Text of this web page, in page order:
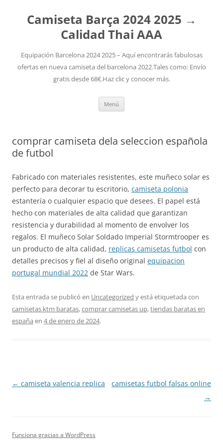
Camiseta Barça 2024 2025 →
Calidad Thai AAA
Equipación Barcelona 2024 2025 – Aquí encontrarás fabulosas
ofertas en nueva camiseta del barcelona 2022.Tales como: Envío
gratis desde 68€.Haz clic y conocer más.
Menú
comprar camiseta dela seleccion española
de futbol
Fabricado con materiales resistentes, este muñeco solar es
perfecto para decorar tu escritorio, camiseta polonia
estantería o cualquier espacio que desees. El papel está
hecho con materiales de alta calidad que garantizan
resistencia y durabilidad al momento de envolver los
regalos. El muñeco Solar Soldado Imperial Stormtrooper es
un producto de alta calidad, replicas camisetas futbol con
detalles precisos y fiel al diseño original equipacion
portugal mundial 2022 de Star Wars.
Esta entrada se publicó en Uncategorized y está etiquetada con
camisetas ktm baratas,comprar camisetas up,tiendas baratas en
españa en 4 de enero de 2024.
Navegación
← camiseta valencia replica
camisetas futbol falsas online
→
Funciona gracias a WordPress